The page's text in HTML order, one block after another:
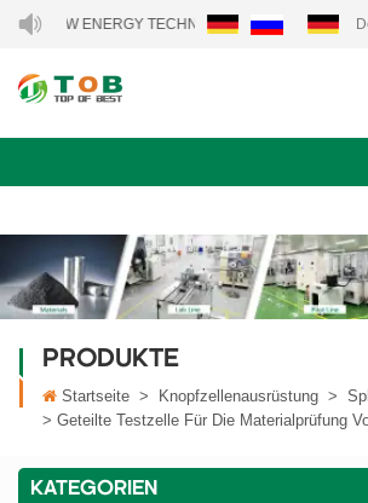
ENERGY TECHNOLOGY CO., LTD..
PRODUKTE
Startseite > Knopfzellenausrüstung >
> Geteilte Testzelle Für Die Materialprüfung
KATEGORIEN